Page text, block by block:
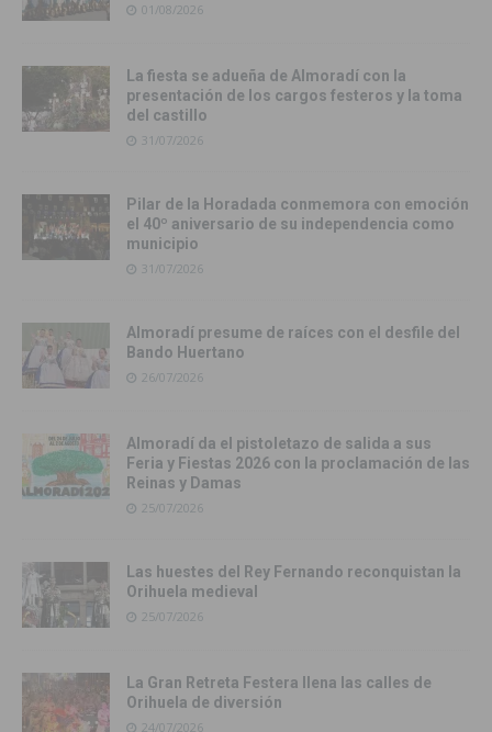
01/08/2026
La fiesta se adueña de Almoradí con la
presentación de los cargos festeros y la toma
del castillo
31/07/2026
Pilar de la Horadada conmemora con emoción
el 40º aniversario de su independencia como
municipio
31/07/2026
Almoradí presume de raíces con el desfile del
Bando Huertano
26/07/2026
Almoradí da el pistoletazo de salida a sus
Feria y Fiestas 2026 con la proclamación de las
Reinas y Damas
25/07/2026
Las huestes del Rey Fernando reconquistan la
Orihuela medieval
25/07/2026
La Gran Retreta Festera llena las calles de
Orihuela de diversión
24/07/2026